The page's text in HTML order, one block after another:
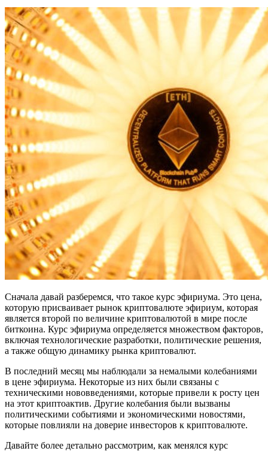
Сначала давай разберемся, что такое курс эфириума. Это цена,
которую присваивает рынок криптовалюте эфириум, которая
является второй по величине криптовалютой в мире после
биткоина. Курс эфириума определяется множеством факторов,
включая технологические разработки, политические решения,
а также общую динамику рынка криптовалют.
В последний месяц мы наблюдали за немалыми колебаниями
в цене эфириума. Некоторые из них были связаны с
техническими нововведениями, которые привели к росту цен
на этот криптоактив. Другие колебания были вызваны
политическими событиями и экономическими новостями,
которые повлияли на доверие инвесторов к криптовалюте.
Давайте более детально рассмотрим, как менялся курс